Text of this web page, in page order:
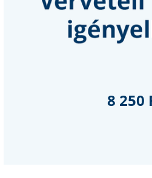
8 250